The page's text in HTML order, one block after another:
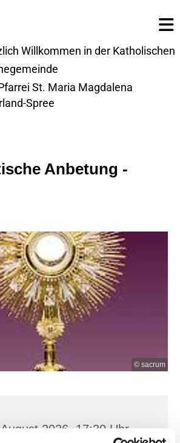
Willkommen in der Katholischen
St. Maria Magdalena
Spree
Anbetung -
© sacrum
2026, 17:30 Uhr